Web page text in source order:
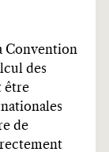
Convention
des
être
de